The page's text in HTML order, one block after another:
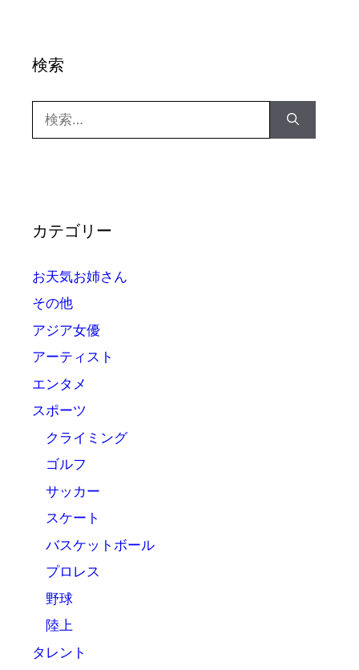
検索
索:
カテゴリー
お天気お姉さん
その他
アジア女優
アーティスト
エンタメ
スポーツ
クライミング
ゴルフ
サッカー
スケート
バスケットボール
プロレス
野球
陸上
タレント